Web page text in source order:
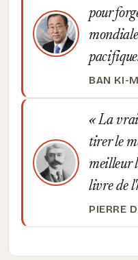
pour
BAN KI-
La
tirer le
meilleur
livre de
PIERRE